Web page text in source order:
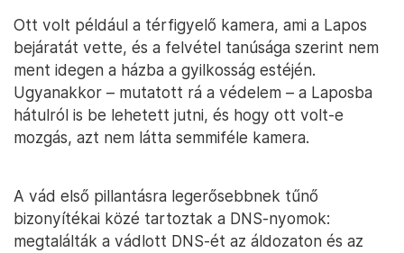
Ott volt például a térfigyelő kamera, ami a Lapos
bejáratát vette, és a felvétel tanúsága szerint nem
ment idegen a házba a gyilkosság estéjén.
Ugyanakkor – mutatott rá a védelem – a Laposba
hátulról is be lehetett jutni, és hogy ott volt-e
mozgás, azt nem látta semmiféle kamera.
A vád első pillantásra legerősebbnek tűnő
bizonyítékai közé tartoztak a DNS-nyomok:
megtalálták a vádlott DNS-ét az áldozaton és az